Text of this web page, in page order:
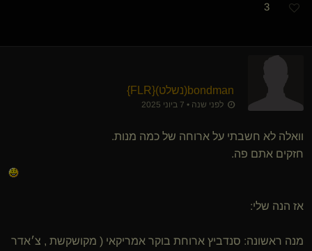
3
bondman​(נשלט) ​{
FLR
}
לפני שנה • 7 ביוני 2025
וואלה לא חשבתי על ארוחה של כמה מנות.
חזקים אתם פה.
אז הנה שלי:
מנה ראשונה: סנדביץ ארוחת בוקר אמריקאי ( מקושקשת , צ׳אדר